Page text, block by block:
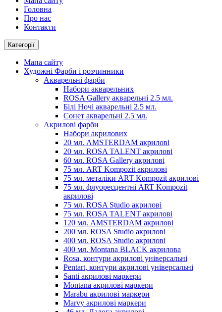
Головна
Про нас
Контакти
Категорії
Мапа сайту
Художні Фарби і розчинники
Акварельні фарби
Набори акварельних
ROSA Gallery акварельні 2.5 мл.
Білі Ночі акварельні 2.5 мл.
Сонет акварельні 2.5 мл.
Акрилові фарби
Набори акрилових
20 мл. AMSTERDAM акрилові
20 мл. ROSA TALENT акрилові
60 мл. ROSA Gallery акрилові
75 мл. ART Kompozit акрилові
75 мл. металіки ART Kompozit акрилові
75 мл. флуоресцентні ART Kompozit
акрилові
75 мл. ROSA Studio акрилові
75 мл. ROSA TALENT акрилові
120 мл. AMSTERDAM акрилові
200 мл. ROSA Studio акрилові
400 мл. ROSA Studio акрилові
400 мл. Montana BLACK акрилова
Rosa, контури акрилові універсальні
Pentart, контури акрилові універсальні
Santi акрилові маркери
Montana акрилові маркери
Marabu акрилові маркери
Marvy акрилові маркери